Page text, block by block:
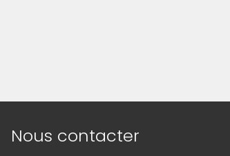
Informations de
Nous contacter